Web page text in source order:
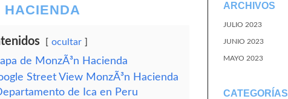
HACIENDA
ocultar
de MonzÃ³n Hacienda
Street View MonzÃ³n Hacienda
de Ica en Peru
ARCHIVOS
JULIO 2023
JUNIO 2023
MAYO 2023
CATEGORÍAS